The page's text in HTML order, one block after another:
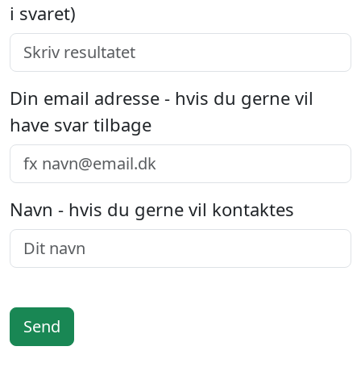
i svaret)
Din email adresse - hvis du gerne vil
have svar tilbage
Navn - hvis du gerne vil kontaktes
Send